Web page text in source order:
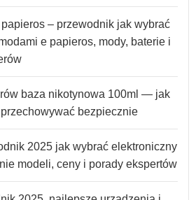
– przewodnik jak wybrać
e papieros, mody, baterie i
baza nikotynowa 100ml — jak
bezpiecznie
2025 jak wybrać elektroniczny
modeli, ceny i porady ekspertów